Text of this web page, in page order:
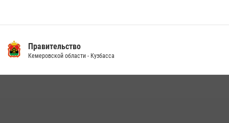
14 июля 2026, 08:52 1
Правительство
Кемеровской области - Кузбасса